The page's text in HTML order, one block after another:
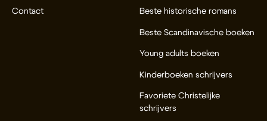
Contact Beste historische romans
Beste Scandinavische boeken
Young adults boeken
Kinderboeken schrijvers
Favoriete Christelijke
schrijvers